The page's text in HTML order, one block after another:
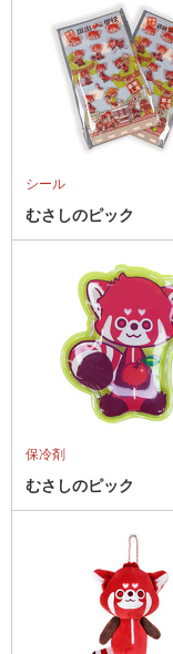
シール
むさしのピック
保冷剤
むさしのピック